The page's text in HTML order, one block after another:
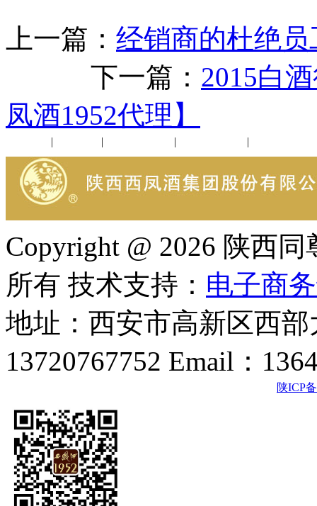
上一篇： 经销商的杜绝
下一篇： 2015白
凤酒1952代理】
| | | |
Copyright @ 2026 陕西
所有 技术支持： 电子商
地址：西安市高新区西
13720767752 Email：
陕ICP